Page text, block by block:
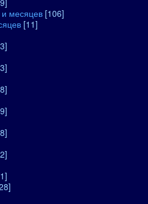
месяцев [106]
[11]